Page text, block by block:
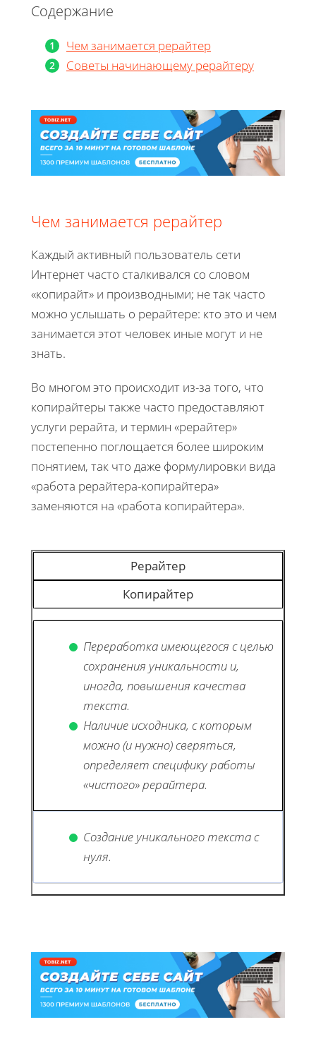
Содержание
Чем занимается рерайтер
Советы начинающему рерайтеру
Чем занимается рерайтер
Каждый активный пользователь сети
Интернет часто сталкивался со словом
«копирайт» и производными; не так часто
можно услышать о рерайтере: кто это и чем
занимается этот человек иные могут и не
знать.
Во многом это происходит из-за того, что
копирайтеры также часто предоставляют
услуги рерайта, и термин «рерайтер»
постепенно поглощается более широким
понятием, так что даже формулировки вида
«работа рерайтера-копирайтера»
заменяются на «работа копирайтера».
Рерайтер
Копирайтер
Переработка имеющегося с целью
сохранения уникальности и,
иногда, повышения качества
текста.
Наличие исходника, с которым
можно (и нужно) сверяться,
определяет специфику работы
«чистого» рерайтера.
Создание уникального текста с
нуля.